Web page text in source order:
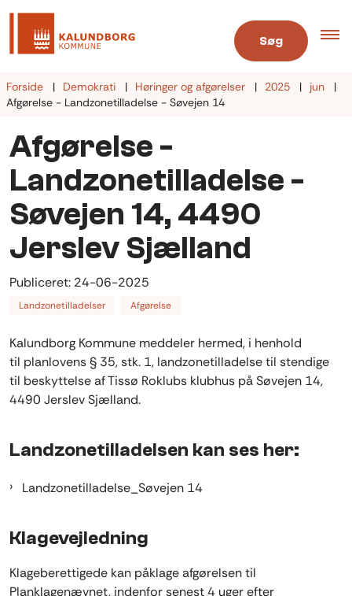
Søg
Forside Demokrati Høringer og afgørelser 2025
jun
Afgørelse - Landzonetilladelse - Søvejen 14
Afgørelse -
Landzonetilladelse -
Søvejen 14, 4490
Jerslev Sjælland
Publiceret: 24-06-2025
Landzonetilladelser Afgørelse
Kalundborg Kommune meddeler hermed, i henhold
til planlovens § 35, stk. 1, landzonetilladelse til stendige
til beskyttelse af Tissø Roklubs klubhus på Søvejen 14,
4490 Jerslev Sjælland.
Landzonetilladelsen kan ses her:
Landzonetilladelse_Søvejen 14
Klagevejledning
Klageberettigede kan påklage afgørelsen til
Planklagenævnet, indenforsenest 4 uger efter